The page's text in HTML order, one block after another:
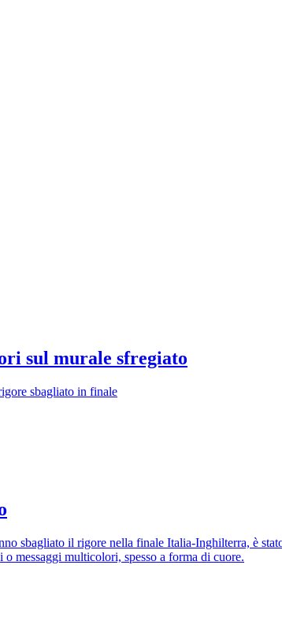
sul murale sfregiato
sbagliato in finale
sbagliato il rigore nella finale Italia-Inghilterra, è
messaggi multicolori, spesso a forma di cuore.